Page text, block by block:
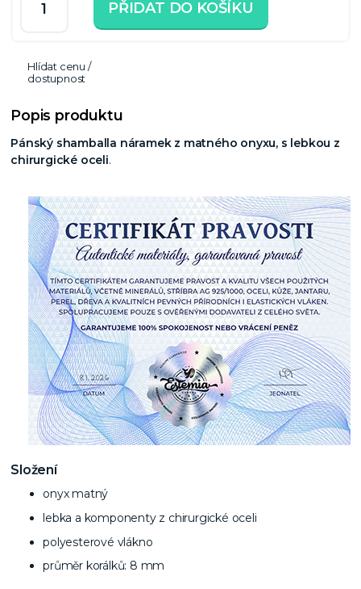
PŘIDAT DO KOŠÍKU
Hlídat cenu /
dostupnost
Popis produktu
Pánský shamballa náramek z matného onyxu, s lebkou z
chirurgické oceli.
Složení
onyx matný
lebka a komponenty z chirurgické oceli
polyesterové vlákno
průměr korálků: 8 mm